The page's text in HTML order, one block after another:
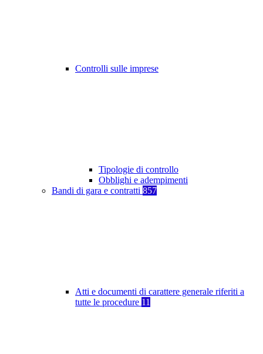
Controlli sulle imprese
Tipologie di controllo
Obblighi e adempimenti
Bandi di gara e contratti 857
Atti e documenti di carattere generale riferiti a
tutte le procedure 11